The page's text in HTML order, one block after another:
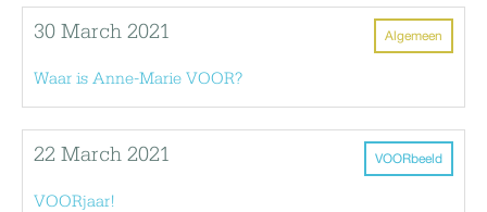
Algemeen
30 March 2021
Waar is Anne-Marie VOOR?
VOORbeeld
22 March 2021
VOORjaar!